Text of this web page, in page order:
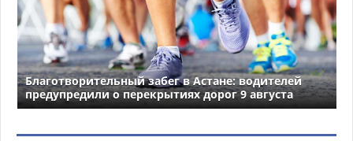
Благотворительный забег в Астане: водителей
предупредили о перекрытиях дорог 9 августа